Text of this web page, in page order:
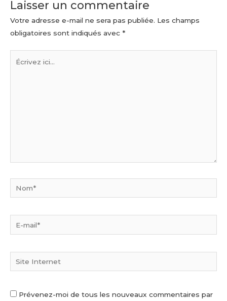
Laisser un commentaire
Votre adresse e-mail ne sera pas publiée. Les champs
obligatoires sont indiqués avec *
mail*
Site
Internet
Prévenez-moi de tous les nouveaux commentaires par